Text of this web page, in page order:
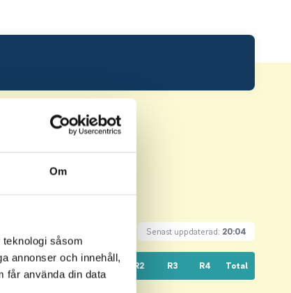
Om
såsom
annonser och innehåll,
får använda din data
Senast uppdaterad: 20:04
Till par Hål R1 R2 R3 R4 Total